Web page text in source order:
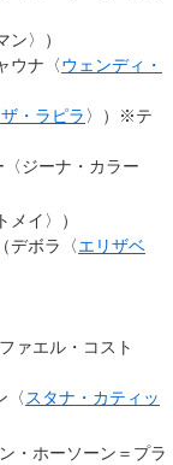
ン〉）
ウナ〈ウェンディ・
・ラピラ 〉）※テ
〈ジーナ・カラー
メイ〉）
（デボラ〈エリザベ
ァエル・コスト
〈スタナ・カティッ
ン・ホーソーン＝プラ